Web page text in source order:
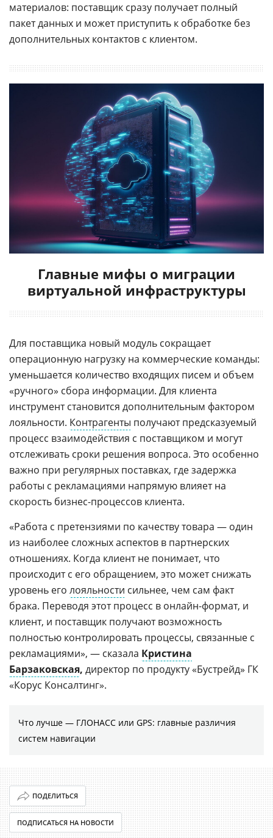
материалов: поставщик сразу получает полный
пакет данных и может приступить к обработке без
дополнительных контактов с клиентом.
Главные мифы о миграции
виртуальной инфраструктуры
Для поставщика новый модуль сокращает
операционную нагрузку на коммерческие команды:
уменьшается количество входящих писем и объем
«ручного» сбора информации. Для клиента
инструмент становится дополнительным фактором
лояльности. Контрагенты получают предсказуемый
процесс взаимодействия с поставщиком и могут
отслеживать сроки решения вопроса. Это особенно
важно при регулярных поставках, где задержка
работы с рекламациями напрямую влияет на
скорость бизнес-процессов клиента.
«Работа с претензиями по качеству товара — один
из наиболее сложных аспектов в партнерских
отношениях. Когда клиент не понимает, что
происходит с его обращением, это может снижать
уровень его лояльности сильнее, чем сам факт
брака. Переводя этот процесс в онлайн-формат, и
клиент, и поставщик получают возможность
полностью контролировать процессы, связанные с
рекламациями», — сказала Кристина
Барзаковская, директор по продукту «Бустрейд» ГК
«Корус Консалтинг».
Что лучше — ГЛОНАСС или GPS: главные различия
систем навигации
ПОДЕЛИТЬСЯ
ПОДПИСАТЬСЯ НА НОВОСТИ